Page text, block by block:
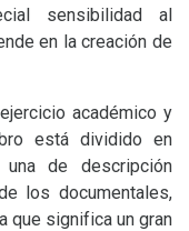
sensibilidad al
en la creación de
académico y
está dividido en
de descripción
los documentales,
que significa un gran